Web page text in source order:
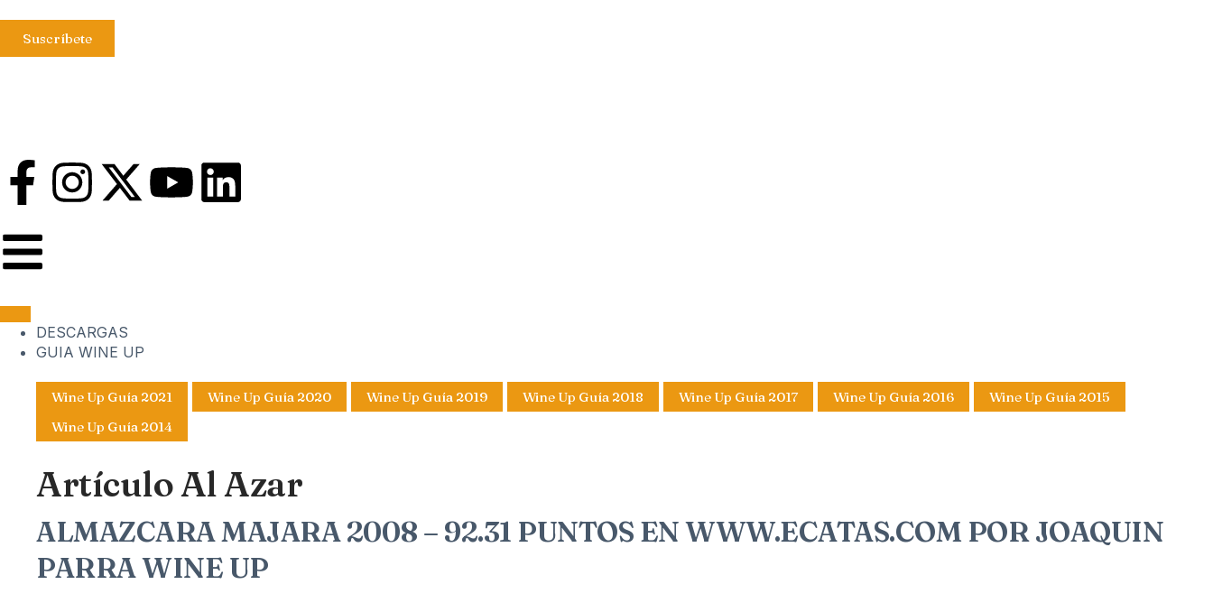
Suscríbete
DESCARGAS
GUIA WINE UP
Wine Up Guía 2021 Wine Up Guía 2020 Wine Up Guía 2019 Wine Up Guía 2018 Wine Up Guía 2017 Wine Up Guía 2016
Wine Up Guía 2015
Wine Up Guía 2014
Artículo Al Azar
ALMAZCARA MAJARA 2008 – 92.31 PUNTOS EN WWW.ECATAS.COM POR JOAQUIN
PARRA WINE UP